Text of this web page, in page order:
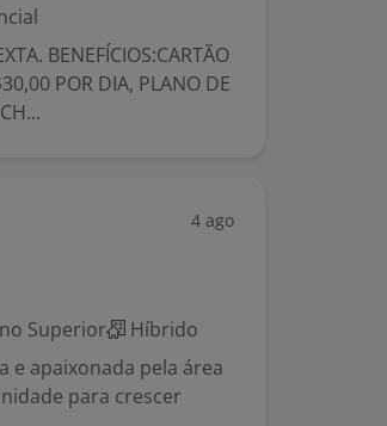
BENEFÍCIOS:CARTÃO
POR DIA, PLANO DE
4 ago
Superior
Híbrido
e apaixonada pela área
para crescer